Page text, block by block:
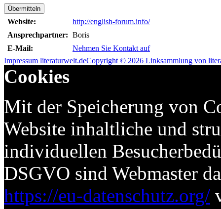
Übermitteln
Website:
http://english-forum.info/
Ansprechpartner: Boris
E-Mail:
Nehmen Sie Kontakt auf
Impressum literaturwelt.deCopyright © 2026 Linksammlung von
Cookies
Mit der Speicherung von
Website inhaltliche und
individuellen
DSGVO sind Webmaster
https://eu-datenschutz.org/